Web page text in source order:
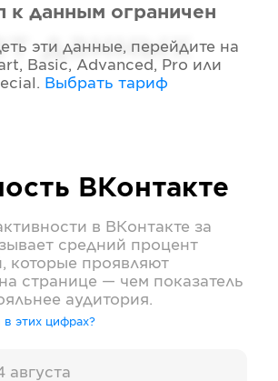
данных
к данным ограничен
эти данные, перейдите на
Basic, Advanced, Pro или
. Выбрать тариф
ВКонтакте
в ВКонтакте за
средний процент
которые проявляют
странице — чем показатель
аудитория.
в этих цифрах?